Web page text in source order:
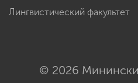
Лингвистический факультет
© 2026